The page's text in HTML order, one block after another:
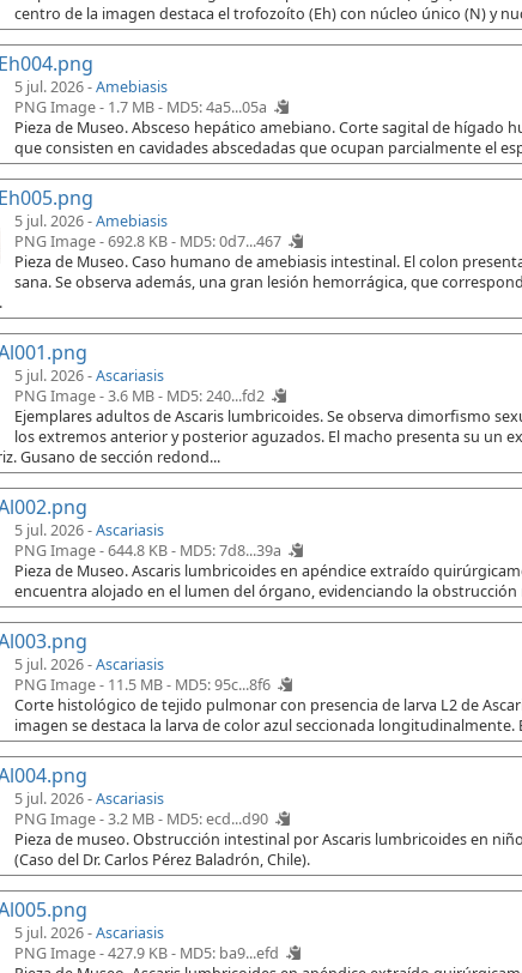
centro de la imagen destaca el trofozoíto (Eh) con núcleo único (N) y
5 jul. 2026 -Amebiasis
PNG Image - 1.7 MB - MD5: 4a5...05a
Pieza de Museo. Absceso hepático amebiano. Corte sagital de hígado
que consisten en cavidades abscedadas que ocupan parcialmente el
5 jul. 2026 -Amebiasis
PNG Image - 692.8 KB - MD5: 0d7...467
Pieza de Museo. Caso humano de amebiasis intestinal. El colon
sana. Se observa además, una gran lesión hemorrágica, que
5 jul. 2026 -Ascariasis
PNG Image - 3.6 MB - MD5: 240...fd2
Ejemplares adultos de Ascaris lumbricoides. Se observa dimorfismo
los extremos anterior y posterior aguzados. El macho presenta su un
Gusano de sección redond...
5 jul. 2026 -Ascariasis
PNG Image - 644.8 KB - MD5: 7d8...39a
Pieza de Museo. Ascaris lumbricoides en apéndice extraído
encuentra alojado en el lumen del órgano, evidenciando la obstrucción
5 jul. 2026 -Ascariasis
PNG Image - 11.5 MB - MD5: 95c...8f6
Corte histológico de tejido pulmonar con presencia de larva L2 de
imagen se destaca la larva de color azul seccionada
5 jul. 2026 -Ascariasis
PNG Image - 3.2 MB - MD5: ecd...d90
Pieza de museo. Obstrucción intestinal por Ascaris lumbricoides en
(Caso del Dr. Carlos Pérez Baladrón, Chile).
5 jul. 2026 -Ascariasis
PNG Image - 427.9 KB - MD5: ba9...efd